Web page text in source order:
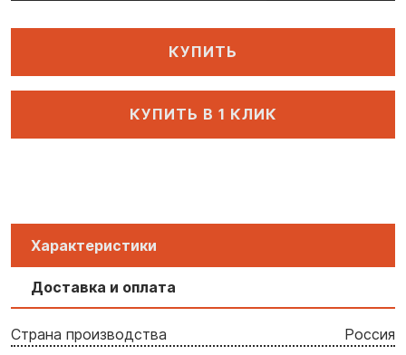
КУПИТЬ
КУПИТЬ В 1 КЛИК
Характеристики
Доставка и оплата
Страна производства Россия